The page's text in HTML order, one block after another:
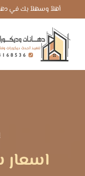
إلى
المحتوى
أهلاً وسهلاً بك في
اسعار